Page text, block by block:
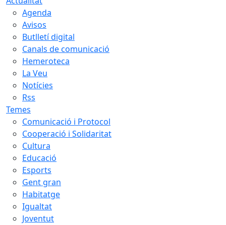
Agenda
Avisos
Butlletí digital
Canals de comunicació
Hemeroteca
La Veu
Notícies
Rss
Temes
Comunicació i Protocol
Cooperació i Solidaritat
Cultura
Educació
Esports
Gent gran
Habitatge
Igualtat
Joventut